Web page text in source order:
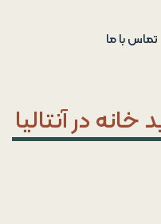
تماس با ما
در آنتالیا